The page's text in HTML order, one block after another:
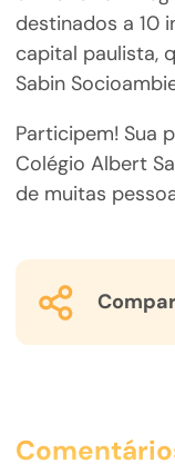
destinados a 10
capital paulista,
Sabin
Participem! Sua
Colégio Albert
de muitas